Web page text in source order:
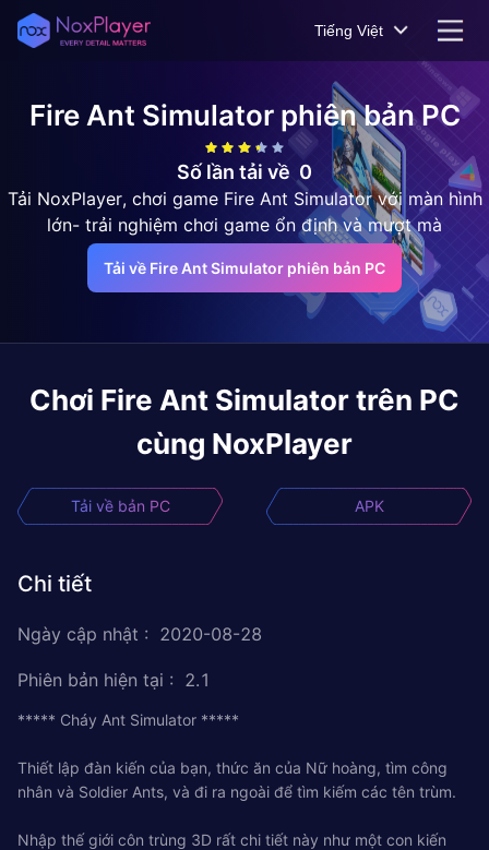
Tiếng Việt
Fire Ant Simulatorphiên bản PC
Số lần tải về 0
Tải NoxPlayer, chơi game Fire Ant Simulator với màn hình
lớn- trải nghiệm chơi game ổn định và mượt mà
Tải về Fire Ant Simulator phiên bản PC
Chơi Fire Ant Simulatortrên PC
cùng NoxPlayer
Tải về bản PC APK
Chi tiết
Ngày cập nhật : 2020-08-28
Phiên bản hiện tại : 2.1
***** Cháy Ant Simulator *****
Thiết lập đàn kiến ​​của bạn, thức ăn của Nữ hoàng, tìm công
nhân và Soldier Ants, và đi ra ngoài để tìm kiếm các tên trùm.
Nhập thế giới côn trùng 3D rất chi tiết này như một con kiến ​​